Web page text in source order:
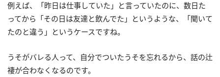
例えば、「昨日は仕事していた」と言っていたのに、数日た
ってから「その日は友達と飲んでた」というような、「聞いて
たのと違う」というケースですね。
うそがバレる人って、自分でついたうそを忘れるから、話の辻
褄が合わなくなるのです。